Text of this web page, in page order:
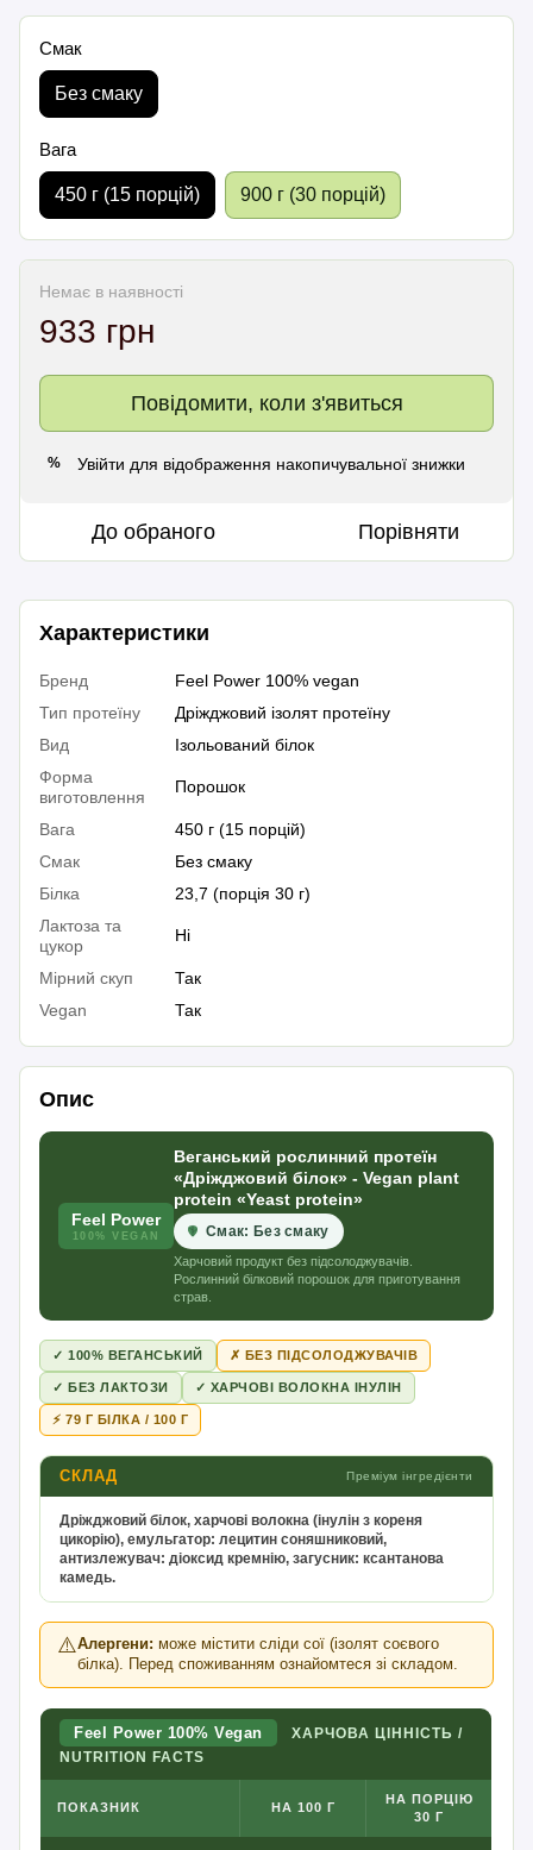
Смак
Без смаку
Вага
450 г (15 порцій) 900 г (30 порцій)
Немає в наявності
933 грн
Повідомити, коли з'явиться
% Увійти для відображення накопичувальної знижки
До обраного Порівняти
Характеристики
Бренд
Feel Power 100% vegan
Тип протеїну
Дріжджовий ізолят протеїну
Вид
Ізольований білок
Форма
виготовлення
Порошок
Вага
450 г (15 порцій)
Смак
Без смаку
Білка
23,7 (порція 30 г)
Лактоза та
цукор
Ні
Мірний скуп
Так
Vegan
Так
Опис
Feel Power
100% VEGAN
Веганський рослинний протеїн
«Дріжджовий білок» - Vegan plant
protein «Yeast protein»
Смак: Без смаку
Харчовий продукт без підсолоджувачів.
Рослинний білковий порошок для приготування
страв.
✓ 100% ВЕГАНСЬКИЙ ✗ БЕЗ ПІДСОЛОДЖУВАЧІВ
✓ БЕЗ ЛАКТОЗИ ✓ ХАРЧОВІ ВОЛОКНА ІНУЛІН
⚡ 79 Г БІЛКА / 100 Г
СКЛАД Преміум інгредієнти
Дріжджовий білок, харчові волокна (інулін з кореня
цикорію), емульгатор: лецитин соняшниковий,
антизлежувач: діоксид кремнію, загусник: ксантанова
камедь.
⚠️Алергени: може містити сліди сої (ізолят соєвого
білка). Перед споживанням ознайомтеся зі складом.
Feel Power 100% Vegan
ХАРЧОВА ЦІННІСТЬ /
NUTRITION FACTS
ПОКАЗНИК НА 100 Г
НА ПОРЦІЮ
30 Г